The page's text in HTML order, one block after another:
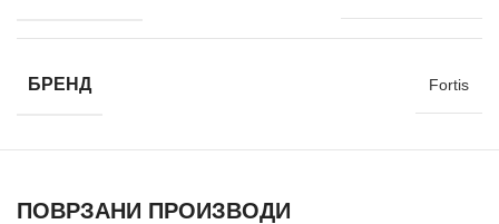
БРЕНД Fortis
ПОВРЗАНИ ПРОИЗВОДИ